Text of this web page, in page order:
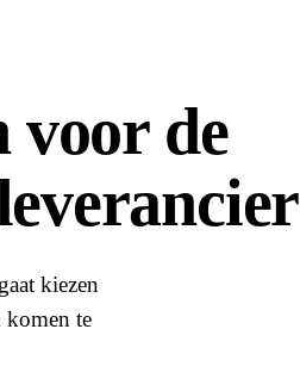
voor de
kiezen
komen te